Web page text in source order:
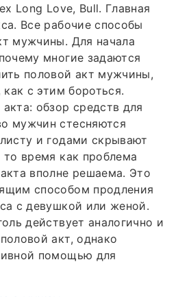
Long Love, Bull. Главная
Все рабочие способы
мужчины. Для начала
многие задаются
половой акт мужчины,
как с этим бороться.
обзор средств для
мужчин стесняются
и годами скрывают
время как проблема
вполне решаема. Это
способом продления
с девушкой или женой.
действует аналогично и
акт, однако
помощью для